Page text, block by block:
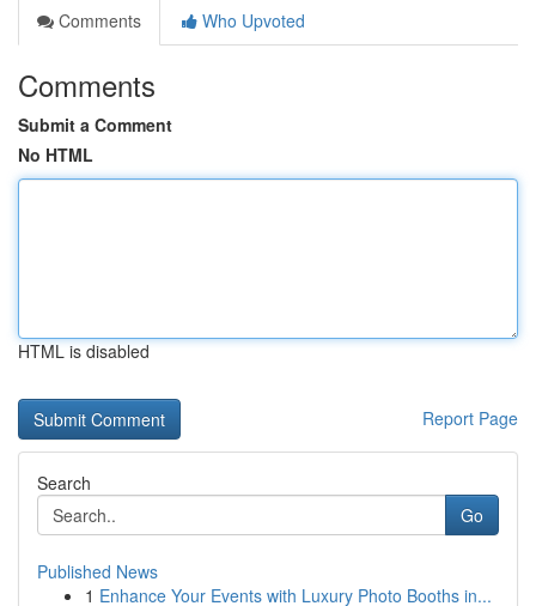
Comments
Who Upvoted
Comments
Submit a Comment
No HTML
HTML is disabled
Report Page
Search
Go
Published News
1 Enhance Your Events with Luxury Photo Booths in...